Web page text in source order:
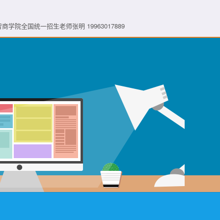
学院全国统一招生老师张明 19963017889